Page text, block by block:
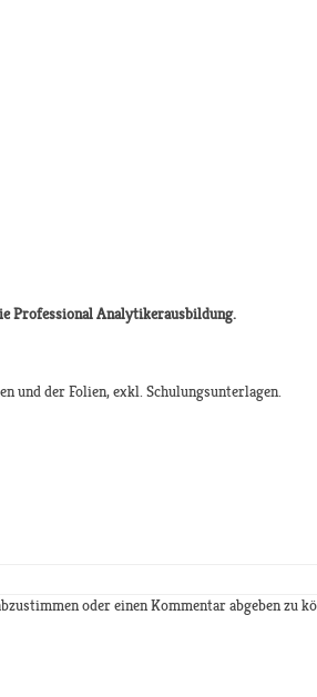
Professional Analytikerausbildung.
und der Folien, exkl. Schulungsunterlagen.
oder einen Kommentar abgeben zu